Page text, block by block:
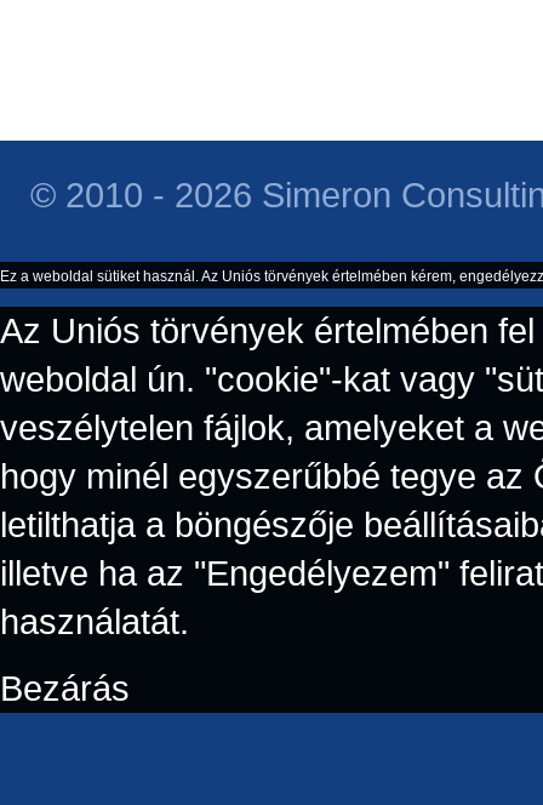
© 2010 - 2026 Simeron
Ez a weboldal sütiket használ. Az Uniós törvények értelmében kérem,
Az Uniós törvények értelmében
weboldal ún. "cookie"-kat vagy
veszélytelen fájlok, amelyeket a
hogy minél egyszerűbbé tegye
letilthatja a böngészője
illetve ha az "Engedélyezem"
használatát.
Bezárás